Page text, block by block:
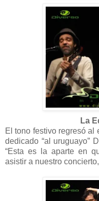
La
El tono festivo regresó al
dedicado “al uruguayo”
“Esta es la aparte en
asistir a nuestro